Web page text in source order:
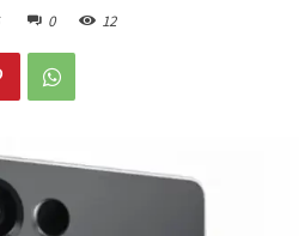
0 12